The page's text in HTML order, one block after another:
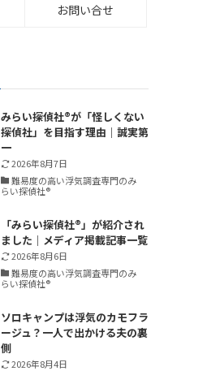
お問い合せ
みらい探偵社®︎が「怪しくない
探偵社」を目指す理由｜誠実第
一
2026年8月7日
難易度の高い浮気調査専門のみ
らい探偵社®︎
「みらい探偵社®︎」が紹介され
ました｜メディア掲載記事一覧
2026年8月6日
難易度の高い浮気調査専門のみ
らい探偵社®︎
ソロキャンプは浮気のカモフラ
ージュ？一人で出かける夫の裏
側
2026年8月4日